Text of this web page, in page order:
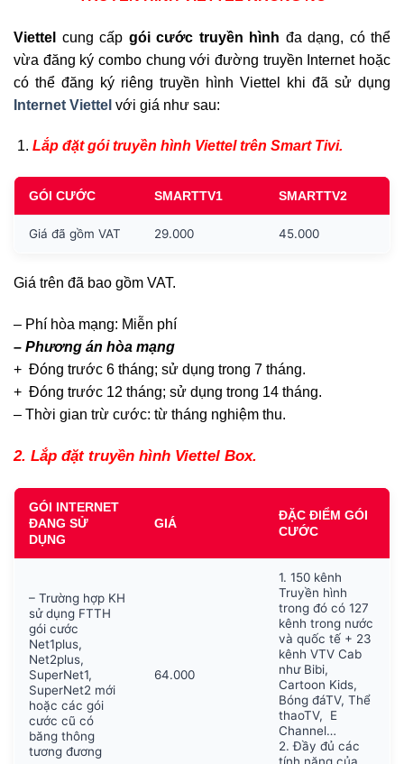
Viettel cung cấp gói cước truyền hình đa dạng, có thể
vừa đăng ký combo chung với đường truyền Internet hoặc
có thể đăng ký riêng truyền hình Viettel khi đã sử dụng
Internet Viettel với giá như sau:
Lắp đặt gói truyền hình Viettel trên Smart Tivi.
GÓI CƯỚC SMARTTV1 SMARTTV2
Giá đã gồm VAT 29.000 45.000
Giá trên đã bao gồm VAT.
– Phí hòa mạng: Miễn phí
– Phương án hòa mạng
+ Đóng trước 6 tháng; sử dụng trong 7 tháng.
+ Đóng trước 12 tháng; sử dụng trong 14 tháng.
– Thời gian trừ cước: từ tháng nghiệm thu.
2. Lắp đặt truyền hình Viettel Box.
GÓI INTERNET
ĐANG SỬ
DỤNG
GIÁ
ĐẶC ĐIỂM GÓI
CƯỚC
– Trường hợp KH
sử dụng FTTH
gói cước
Net1plus,
Net2plus,
SuperNet1,
SuperNet2 mới
hoặc các gói
cước cũ có
băng thông
tương đương
64.000
1. 150 kênh
Truyền hình
trong đó có 127
kênh trong nước
và quốc tế + 23
kênh VTV Cab
như Bibi,
Cartoon Kids,
Bóng đáTV, Thể
thaoTV, E
Channel…
2. Đầy đủ các
tính năng của